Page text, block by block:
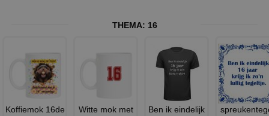
THEMA: 16
Koffiemok 16de
Witte mok met
Ben ik eindelijk